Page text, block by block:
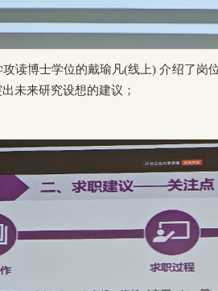
读博士学位的戴瑜凡(线上)介绍了岗
未来研究设想的建议；